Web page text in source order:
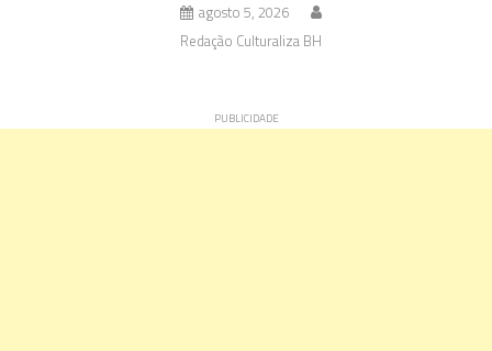
agosto 5, 2026
Redação Culturaliza BH